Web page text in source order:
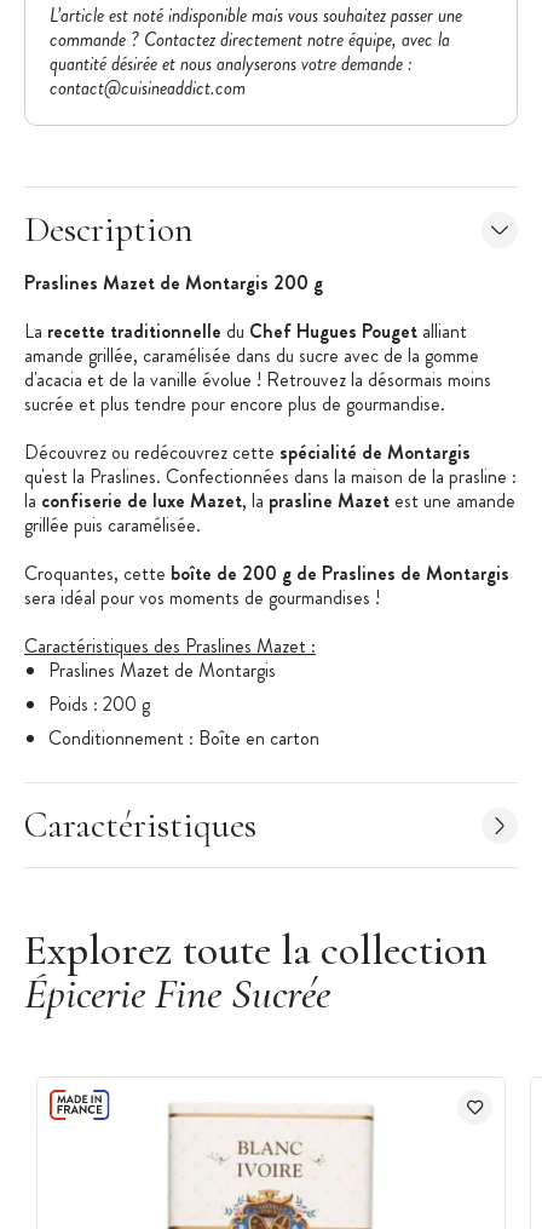
L’article est noté indisponible mais vous souhaitez passer une
commande ? Contactez directement notre équipe, avec la
quantité désirée et nous analyserons votre demande :
contact@cuisineaddict.com
Description
Praslines Mazet de Montargis 200 g
La recette traditionnelle du Chef Hugues Pouget alliant
amande grillée, caramélisée dans du sucre avec de la gomme
d'acacia et de la vanille évolue ! Retrouvez la désormais moins
sucrée et plus tendre pour encore plus de gourmandise.
Découvrez ou redécouvrez cette spécialité de Montargis
qu'est la Praslines. Confectionnées dans la maison de la prasline :
la confiserie de luxe Mazet, la prasline Mazet est une amande
grillée puis caramélisée.
Croquantes, cette boîte de 200 g de Praslines de Montargis
sera idéal pour vos moments de gourmandises !
Caractéristiques des Praslines Mazet :
Praslines Mazet de Montargis
Poids : 200 g
Conditionnement : Boîte en carton
Fabriqué dans un atelier utilisant des oeufs, du gluten, du lait,
des arachides et d'autres fruits à coque.
Caractéristiques
Explorez toute la collection
Épicerie Fine Sucrée